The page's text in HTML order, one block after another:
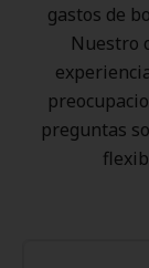
gastos de
Nuestro
preguntas